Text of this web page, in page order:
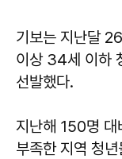
기보는 지난달
이상 34세 이하
선발했다.
지난해 150명 대
부족한 지역 청